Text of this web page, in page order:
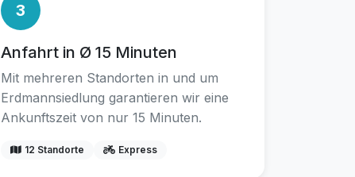
3
Anfahrt in Ø 15 Minuten
Mit mehreren Standorten in und um
Erdmannsiedlung garantieren wir eine
Ankunftszeit von nur 15 Minuten.
12 Standorte Express